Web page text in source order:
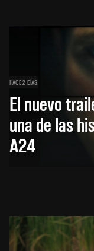
HACE 2 DÍAS
El nuevo
una de las
A24